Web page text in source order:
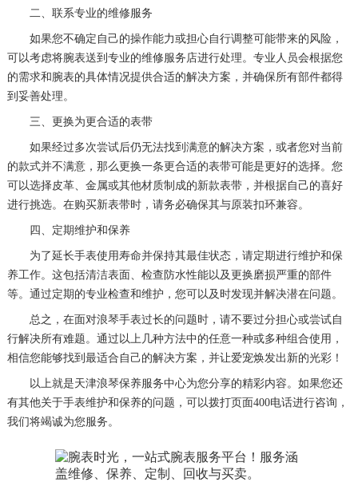
二、联系专业的维修服务
如果您不确定自己的操作能力或担心自行调整可能带来的风险，
可以考虑将腕表送到专业的维修服务店进行处理。专业人员会根据您
的需求和腕表的具体情况提供合适的解决方案，并确保所有部件都得
到妥善处理。
三、更换为更合适的表带
如果经过多次尝试后仍无法找到满意的解决方案，或者您对当前
的款式并不满意，那么更换一条更合适的表带可能是更好的选择。您
可以选择皮革、金属或其他材质制成的新款表带，并根据自己的喜好
进行挑选。在购买新表带时，请务必确保其与原装扣环兼容。
四、定期维护和保养
为了延长手表使用寿命并保持其最佳状态，请定期进行维护和保
养工作。这包括清洁表面、检查防水性能以及更换磨损严重的部件
等。通过定期的专业检查和维护，您可以及时发现并解决潜在问题。
总之，在面对浪琴手表过长的问题时，请不要过分担心或尝试自
行解决所有难题。通过以上几种方法中的任意一种或多种组合使用，
相信您能够找到最适合自己的解决方案，并让爱宠焕发出新的光彩！
以上就是天津浪琴保养服务中心为您分享的精彩内容。如果您还
有其他关于手表维护和保养的问题，可以拨打页面400电话进行咨询，
我们将竭诚为您服务。